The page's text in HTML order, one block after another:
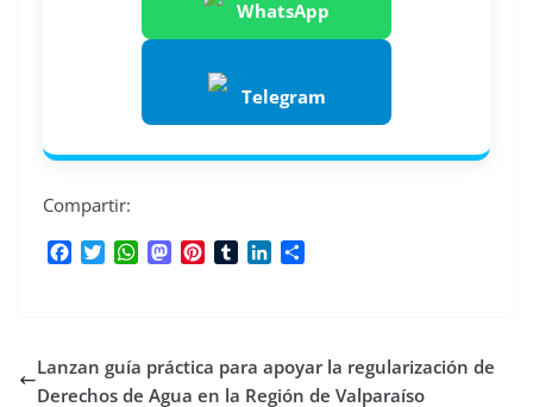
WhatsApp
Telegram
Compartir:
o
o
T
e
r
W
A
p
M
d
o
P
r
e
T
r
d
I
r
t
Lanzan guía práctica para apoyar la regularización de
Derechos de Agua en la Región de Valparaíso